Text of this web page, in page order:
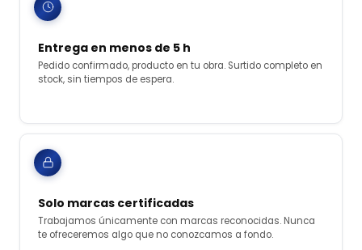
Entrega en menos de 5 h
Pedido confirmado, producto en tu obra. Surtido completo en
stock, sin tiempos de espera.
Solo marcas certificadas
Trabajamos únicamente con marcas reconocidas. Nunca
te ofreceremos algo que no conozcamos a fondo.